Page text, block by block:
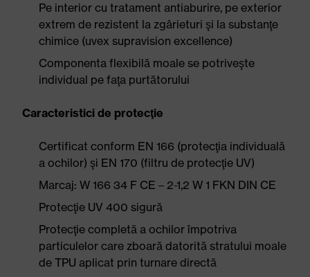
Pe interior cu tratament antiaburire, pe exterior
extrem de rezistent la zgârieturi şi la substanţe
chimice (uvex supravision excellence)
Componenta flexibilă moale se potriveşte
individual pe faţa purtătorului
Caracteristici de protecţie
Certificat conform EN 166 (protecţia individuală
a ochilor) şi EN 170 (filtru de protecţie UV)
Marcaj: W 166 34 F CE – 2-1,2 W 1 FKN DIN CE
Protecţie UV 400 sigură
Protecţie completă a ochilor împotriva
particulelor care zboară datorită stratului moale
de TPU aplicat prin turnare directă